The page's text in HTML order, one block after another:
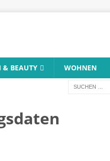
& BEAUTY WOHNEN